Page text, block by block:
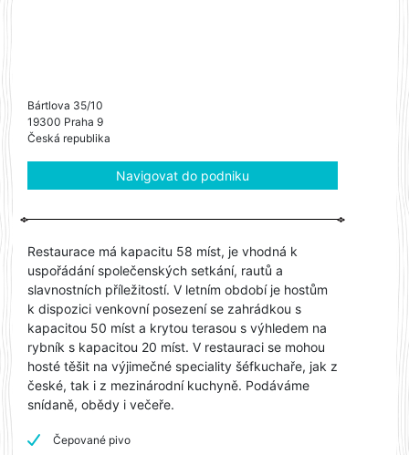
Bártlova 35/10
19300 Praha 9
Česká republika
Navigovat do podniku
Restaurace má kapacitu 58 míst, je vhodná k
uspořádání společenských setkání, rautů a
slavnostních příležitostí. V letním období je hostům
k dispozici venkovní posezení se zahrádkou s
kapacitou 50 míst a krytou terasou s výhledem na
rybník s kapacitou 20 míst. V restauraci se mohou
hosté těšit na výjimečné speciality šéfkuchaře, jak z
české, tak i z mezinárodní kuchyně. Podáváme
snídaně, obědy i večeře.
Čepované pivo